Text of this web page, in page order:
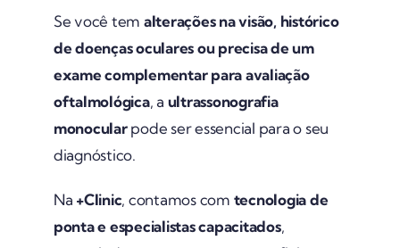
Se você tem alterações na visão, histórico
de doenças oculares ou precisa de um
exame complementar para avaliação
oftalmológica, a ultrassonografia
monocularpode ser essencial para o seu
diagnóstico.
Na +Clinic, contamos com tecnologia de
ponta e especialistas capacitados,